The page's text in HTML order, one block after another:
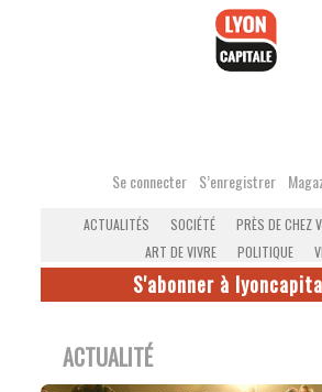
Se connecter S’enregistrer
ACTUALITÉS SOCIÉTÉ PRÈS DE CHEZ
ART DE VIVRE
POLITIQUE
S'abonner à
ACTUALITÉ